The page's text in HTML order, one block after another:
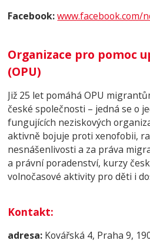
Facebook: www.facebook.com/
Organizace pro pomoc
(OPU)
Již 25 let pomáhá OPU
české společnosti – jedná se o
fungujících neziskových
aktivně bojuje proti xenofobii,
nesnášenlivosti a za práva
a právní poradenství, kurzy
volnočasové aktivity pro děti i
Kontakt:
adresa: Kovářská 4, Praha 9,